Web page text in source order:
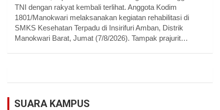
TNI dengan rakyat kembali terlihat. Anggota Kodim
1801/Manokwari melaksanakan kegiatan rehabilitasi di
SMKS Kesehatan Terpadu di Insirifuri Amban, Distrik
Manokwari Barat, Jumat (7/8/2026). Tampak prajurit…
SUARA KAMPUS